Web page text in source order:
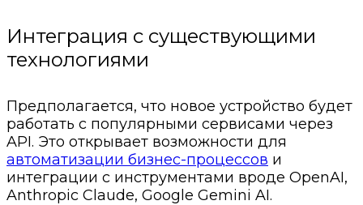
Интеграция с существующими
технологиями
Предполагается, что новое устройство будет
работать с популярными сервисами через
API. Это открывает возможности для
автоматизации бизнес-процессов и
интеграции с инструментами вроде OpenAI,
Anthropic Claude, Google Gemini AI.